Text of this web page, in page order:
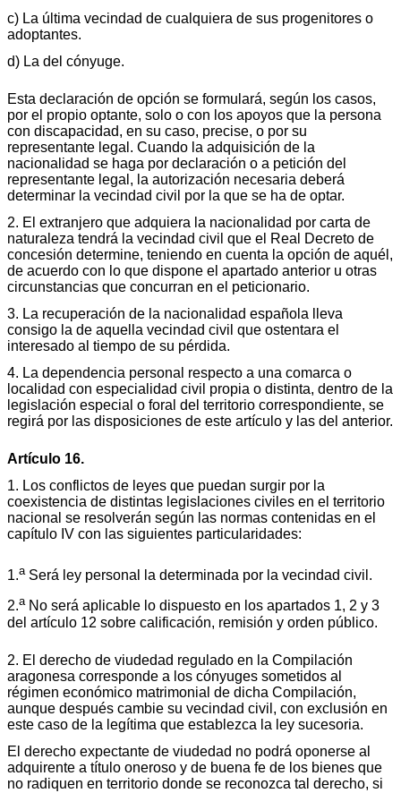
c) La última vecindad de cualquiera de sus progenitores o
adoptantes.
d) La del cónyuge.
Esta declaración de opción se formulará, según los casos,
por el propio optante, solo o con los apoyos que la persona
con discapacidad, en su caso, precise, o por su
representante legal. Cuando la adquisición de la
nacionalidad se haga por declaración o a petición del
representante legal, la autorización necesaria deberá
determinar la vecindad civil por la que se ha de optar.
2. El extranjero que adquiera la nacionalidad por carta de
naturaleza tendrá la vecindad civil que el Real Decreto de
concesión determine, teniendo en cuenta la opción de aquél,
de acuerdo con lo que dispone el apartado anterior u otras
circunstancias que concurran en el peticionario.
3. La recuperación de la nacionalidad española lleva
consigo la de aquella vecindad civil que ostentara el
interesado al tiempo de su pérdida.
4. La dependencia personal respecto a una comarca o
localidad con especialidad civil propia o distinta, dentro de la
legislación especial o foral del territorio correspondiente, se
regirá por las disposiciones de este artículo y las del anterior.
Artículo 16.
1. Los conflictos de leyes que puedan surgir por la
coexistencia de distintas legislaciones civiles en el territorio
nacional se resolverán según las normas contenidas en el
capítulo IV con las siguientes particularidades:
1.aSerá ley personal la determinada por la vecindad civil.
2.aNo será aplicable lo dispuesto en los apartados 1, 2 y 3
del artículo 12 sobre calificación, remisión y orden público.
2. El derecho de viudedad regulado en la Compilación
aragonesa corresponde a los cónyuges sometidos al
régimen económico matrimonial de dicha Compilación,
aunque después cambie su vecindad civil, con exclusión en
este caso de la legítima que establezca la ley sucesoria.
El derecho expectante de viudedad no podrá oponerse al
adquirente a título oneroso y de buena fe de los bienes que
no radiquen en territorio donde se reconozca tal derecho, si